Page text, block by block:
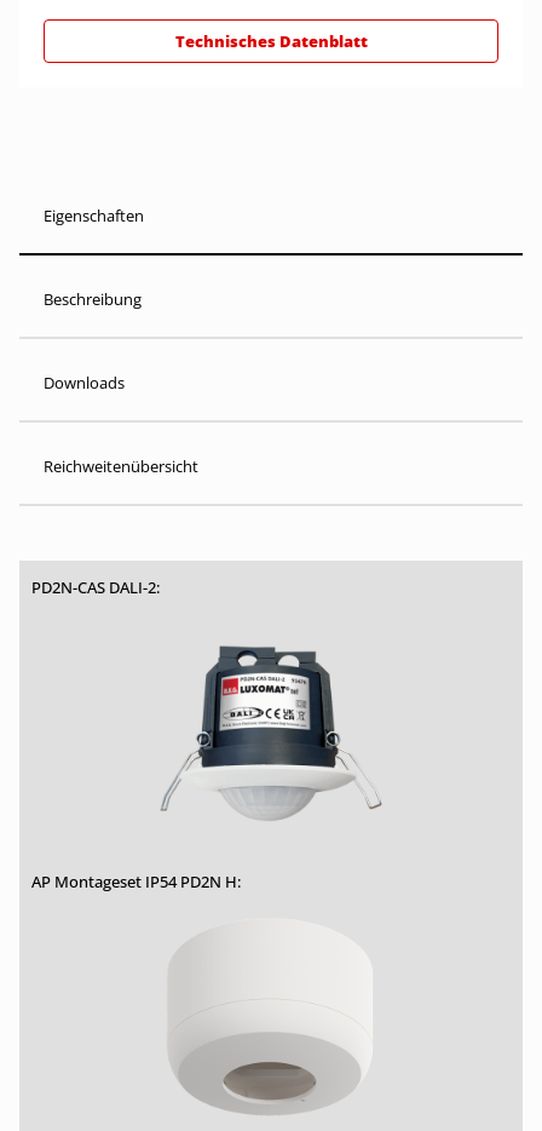
Technisches Datenblatt
Eigenschaften
Beschreibung
Downloads
Reichweitenübersicht